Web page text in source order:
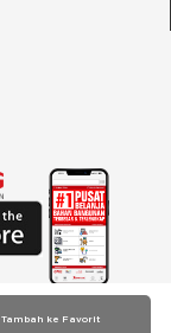
Tambah ke Favorit
reserved